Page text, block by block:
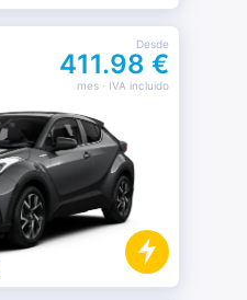
Desde
411.98 €
mes· IVA incluido